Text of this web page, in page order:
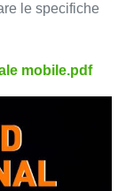
le specifiche
mobile.pdf